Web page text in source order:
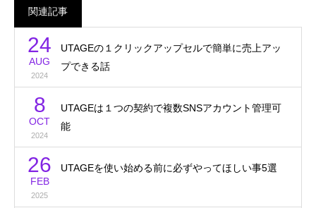
関連記事
24
AUG
2024
UTAGEの１クリックアップセルで簡単に売上アッ
プできる話
8
OCT
2024
UTAGEは１つの契約で複数SNSアカウント管理可
能
26
FEB
2025
UTAGEを使い始める前に必ずやってほしい事5選